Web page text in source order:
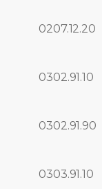
0207.12.20
0302.91.10
0302.91.90
0303.91.10